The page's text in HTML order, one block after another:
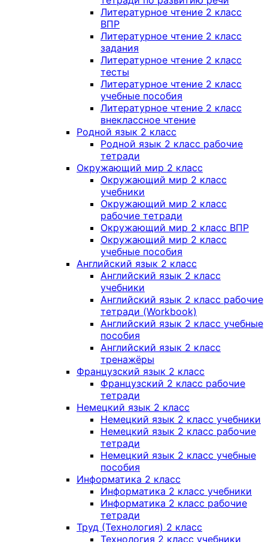
Литературное чтение 2 класс
ВПР
Литературное чтение 2 класс
задания
Литературное чтение 2 класс
тесты
Литературное чтение 2 класс
учебные пособия
Литературное чтение 2 класс
внеклассное чтение
Родной язык 2 класс
Родной язык 2 класс рабочие
тетради
Окружающий мир 2 класс
Окружающий мир 2 класс
учебники
Окружающий мир 2 класс
рабочие тетради
Окружающий мир 2 класс ВПР
Окружающий мир 2 класс
учебные пособия
Английский язык 2 класс
Английский язык 2 класс
учебники
Английский язык 2 класс рабочие
тетради (Workbook)
Английский язык 2 класс учебные
пособия
Английский язык 2 класс
тренажёры
Французский язык 2 класс
Французский 2 класс рабочие
тетради
Немецкий язык 2 класс
Немецкий язык 2 класс учебники
Немецкий язык 2 класс рабочие
тетради
Немецкий язык 2 класс учебные
пособия
Информатика 2 класс
Информатика 2 класс учебники
Информатика 2 класс рабочие
тетради
Труд (Технология) 2 класс
Технология 2 класс учебники